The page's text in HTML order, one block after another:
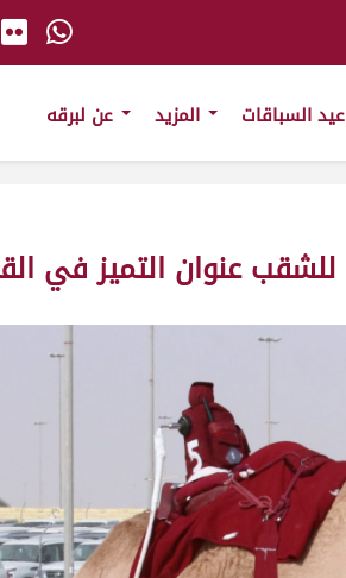
السباقات
للشقب عنوان التميز في